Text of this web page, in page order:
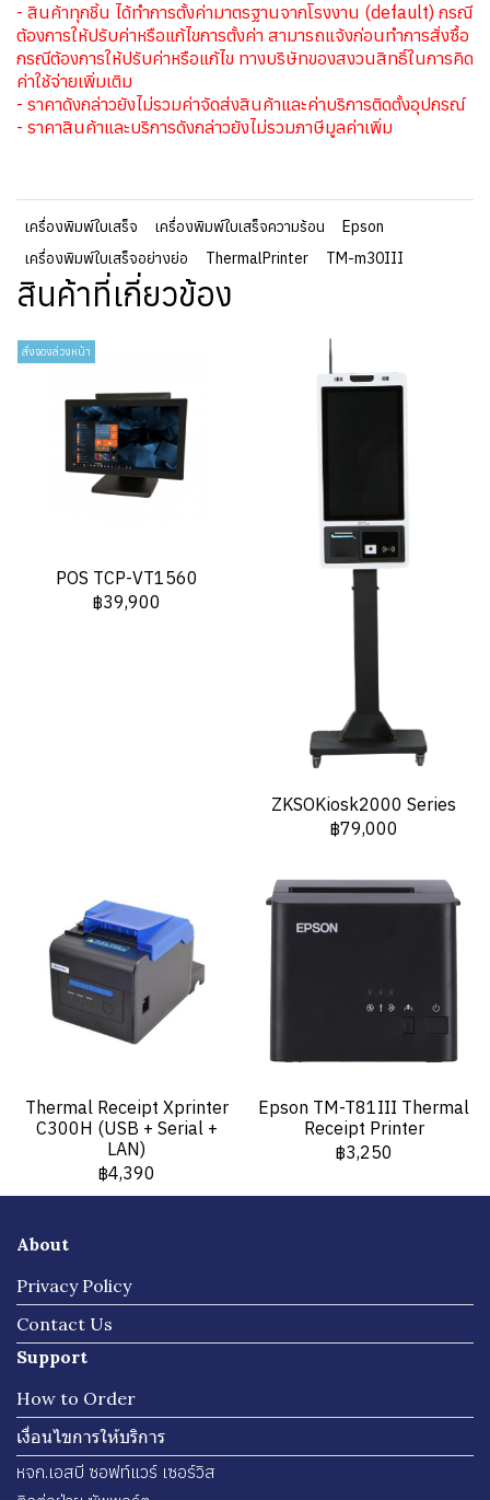
- สินค้าทุกชิ้น ได้ทำการตั้งค่ามาตรฐานจากโรงงาน (default) กรณี
ต้องการให้ปรับค่าหรือแก้ไขการตั้งค่า สามารถแจ้งก่อนทำการสั่งซื้อ
กรณีต้องการให้ปรับค่าหรือแก้ไข ทางบริษัทของสงวนสิทธิ์ในการคิด
ค่าใช้จ่ายเพิ่มเติม
- ราคาดังกล่าวยังไม่รวมค่าจัดส่งสินค้าและค่าบริการติดตั้งอุปกรณ์
- ราคาสินค้าและบริการดังกล่าวยังไม่รวมภาษีมูลค่าเพิ่ม
เครื่องพิมพ์ใบเสร็จ เครื่องพิมพ์ใบเสร็จความร้อน
Epson
เครื่องพิมพ์ใบเสร็จอย่างย่อ
ThermalPrinter TM-m30III
สินค้าที่เกี่ยวข้อง
สั่งจองล่วงหน้า
POS TCP-VT1560
฿39,900
ZKSOKiosk2000 Series
฿79,000
Thermal Receipt Xprinter
C300H (USB + Serial +
LAN)
฿4,390
Epson TM-T81III Thermal
Receipt Printer
฿3,250
About
Privacy Policy
Contact Us
Support
How to Order
เงื่อนไขการให้บริการ
หจก.เอสบี ซอฟท์แวร์ เซอร์วิส